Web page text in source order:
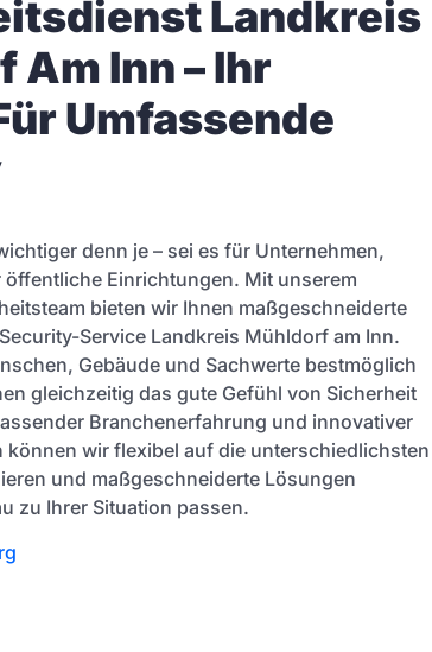
Landkreis
Am Inn – Ihr
Umfassende
denn je – sei es für Unternehmen,
Einrichtungen. Mit unserem
bieten wir Ihnen maßgeschneiderte
Service Landkreis Mühldorf am Inn.
Gebäude und Sachwerte bestmöglich
gleichzeitig das gute Gefühl von Sicherheit
Branchenerfahrung und innovativer
können wir flexibel auf die unterschiedlichsten
und maßgeschneiderte Lösungen
zu Ihrer Situation passen.